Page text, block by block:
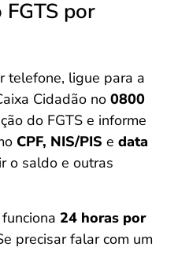
por
telefone, ligue para a
Cidadão no 0800
do FGTS e informe
CPF, NIS/PIS e data
o saldo e outras
24 horas por
precisar falar com um